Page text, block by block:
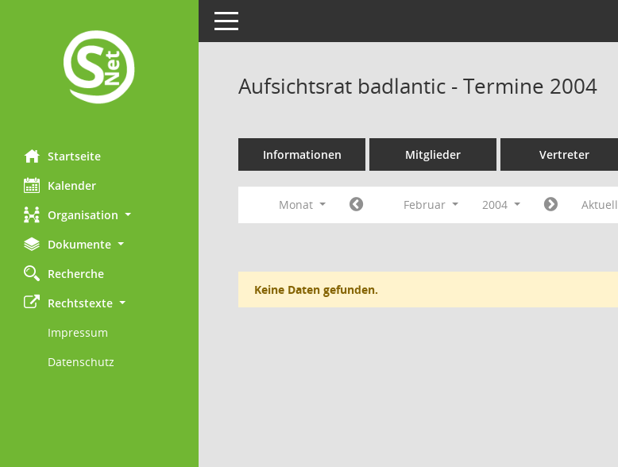
Startseite
Kalender
Organisation
Dokumente
Recherche
Rechtstexte
Impressum
Datenschutz
Toggle navigation
Aufsichtsrat badlantic - Termine 2004
Informationen Mitglieder Vertreter
Monat Februar 2004 Aktuell
Keine Daten gefunden.